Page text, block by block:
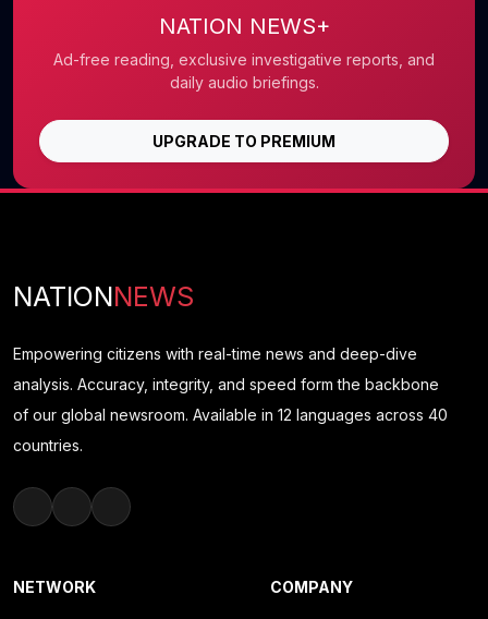
NATION NEWS+
Ad-free reading, exclusive investigative reports, and
daily audio briefings.
UPGRADE TO PREMIUM
NATIONNEWS
Empowering citizens with real-time news and deep-dive
analysis. Accuracy, integrity, and speed form the backbone
of our global newsroom. Available in 12 languages across 40
countries.
NETWORK COMPANY